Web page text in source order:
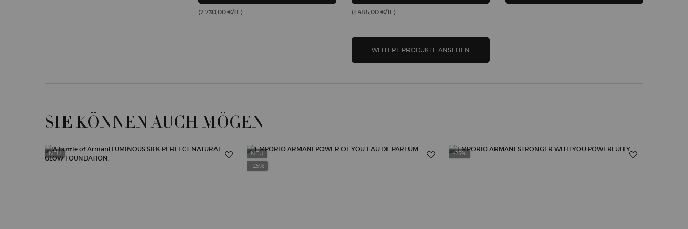
(2.730,00 €/1l.) (1.485,00 €/1l.)
WEITERE PRODUKTE ANSEHEN
SIE KÖNNEN AUCH MÖGEN
NEU
NEU
-25%
-25%